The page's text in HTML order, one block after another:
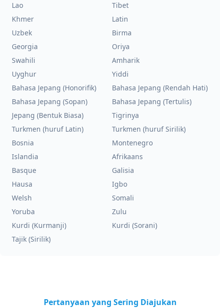
Lao
Tibet
Khmer
Latin
Uzbek
Birma
Georgia
Oriya
Swahili
Amharik
Uyghur
Yiddi
Bahasa Jepang (Honorifik)
Bahasa Jepang (Rendah Hati)
Bahasa Jepang (Sopan)
Bahasa Jepang (Tertulis)
Jepang (Bentuk Biasa)
Tigrinya
Turkmen (huruf Latin)
Turkmen (huruf Sirilik)
Bosnia
Montenegro
Islandia
Afrikaans
Basque
Galisia
Hausa
Igbo
Welsh
Somali
Yoruba
Zulu
Kurdi (Kurmanji)
Kurdi (Sorani)
Tajik (Sirilik)
Pertanyaan yang Sering Diajukan